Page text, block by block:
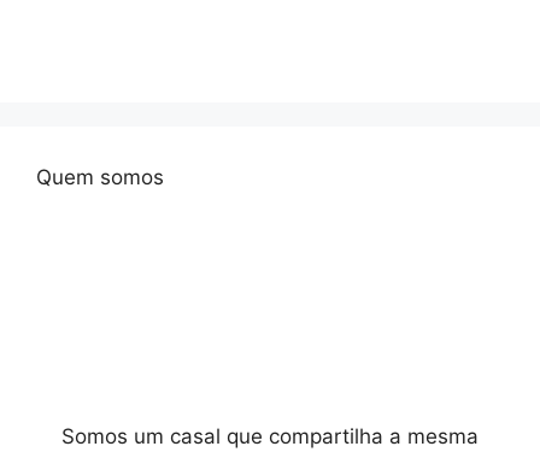
Quem somos
Somos um casal que compartilha a mesma